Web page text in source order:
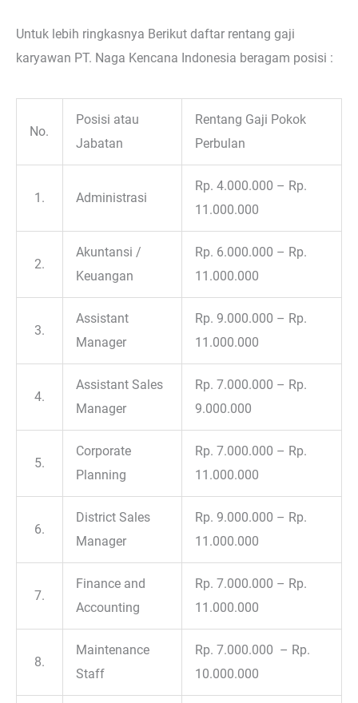
Untuk lebih ringkasnya Berikut daftar rentang gaji
karyawan PT. Naga Kencana Indonesia beragam posisi :
No.
Posisi atau
Jabatan
Rentang Gaji Pokok
Perbulan
1. Administrasi
Rp. 4.000.000 – Rp.
11.000.000
2.
Akuntansi /
Keuangan
Rp. 6.000.000 – Rp.
11.000.000
3.
Assistant
Manager
Rp. 9.000.000 – Rp.
11.000.000
4.
Assistant Sales
Manager
Rp. 7.000.000 – Rp.
9.000.000
5.
Corporate
Planning
Rp. 7.000.000 – Rp.
11.000.000
6.
District Sales
Manager
Rp. 9.000.000 – Rp.
11.000.000
7.
Finance and
Accounting
Rp. 7.000.000 – Rp.
11.000.000
8.
Maintenance
Staff
Rp. 7.000.000 – Rp.
10.000.000